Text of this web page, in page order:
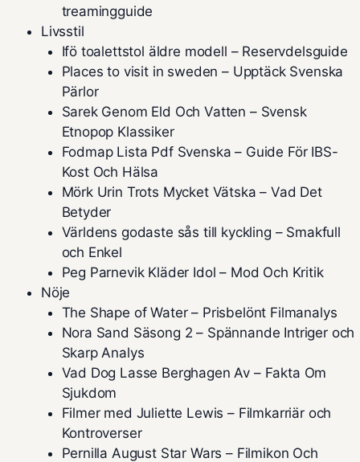
treamingguide
Livsstil
Ifö toalettstol äldre modell – Reservdelsguide
Places to visit in sweden – Upptäck Svenska
Pärlor
Sarek Genom Eld Och Vatten – Svensk
Etnopop Klassiker
Fodmap Lista Pdf Svenska – Guide För IBS-
Kost Och Hälsa
Mörk Urin Trots Mycket Vätska – Vad Det
Betyder
Världens godaste sås till kyckling – Smakfull
och Enkel
Peg Parnevik Kläder Idol – Mod Och Kritik
Nöje
The Shape of Water – Prisbelönt Filmanalys
Nora Sand Säsong 2 – Spännande Intriger och
Skarp Analys
Vad Dog Lasse Berghagen Av – Fakta Om
Sjukdom
Filmer med Juliette Lewis – Filmkarriär och
Kontroverser
Pernilla August Star Wars – Filmikon Och